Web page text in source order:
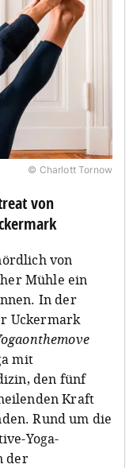
© Charlott Tornow
von
von
Mühle ein
In der
Uckermark
mit
den fünf
Kraft
Rund um die
Yoga-
der